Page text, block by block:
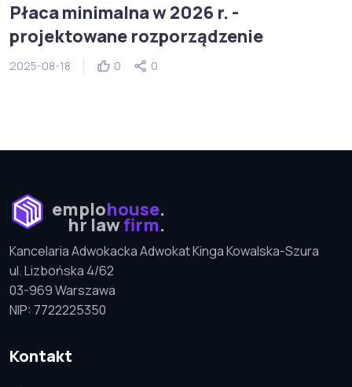
Płaca minimalna w 2026 r. -
projektowane rozporządzenie
2025-08-18 0 0
emplohouse.
hr lawfirm.
Kancelaria Adwokacka Adwokat Kinga Kowalska-Szura
ul. Lizbońska 4/62
03-969 Warszawa
NIP: 7722225350
Kontakt